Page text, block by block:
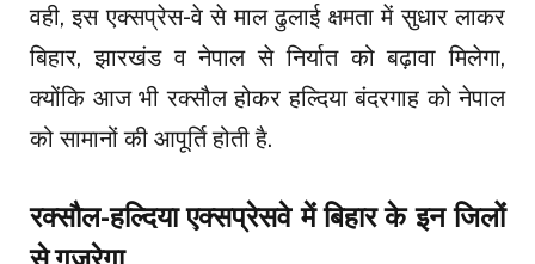
वही, इस एक्सप्रेस-वे से माल ढुलाई क्षमता में सुधार लाकर
बिहार, झारखंड व नेपाल से निर्यात को बढ़ावा मिलेगा,
क्योंकि आज भी रक्सौल होकर हल्दिया बंदरगाह को नेपाल
को सामानों की आपूर्ति होती है.
रक्सौल-हल्दिया एक्सप्रेसवे में बिहार के इन जिलों